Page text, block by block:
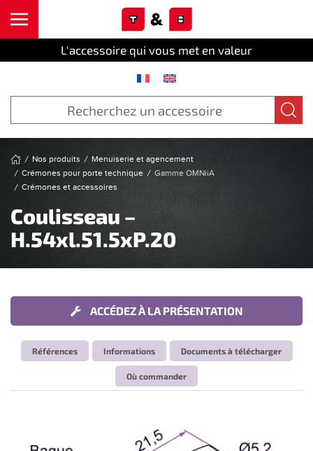
L'accessoire qui vous met en valeur
Nos produits
Menuiserie et agencement
Crémones pour porte technique
Gamme OMNiiA
Crémones et accessoires
Coulisseau –
H.54xl.51.5xP.20
ACCÉDEZ À LA PRÉSENTATION
Références Informations Documents à télécharger
Où commander
Cookies management panel